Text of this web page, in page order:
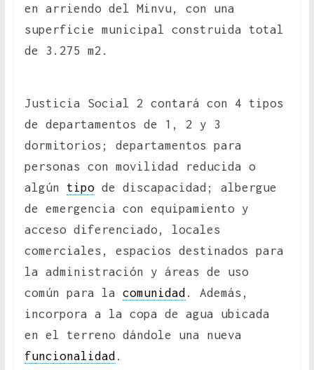
en arriendo del Minvu, con una
superficie municipal construida total
de 3.275 m2.
Justicia Social 2 contará con 4 tipos
de departamentos de 1, 2 y 3
dormitorios; departamentos para
personas con movilidad reducida o
algún tipode discapacidad; albergue
de emergencia con equipamiento y
acceso diferenciado, locales
comerciales, espacios destinados para
la administración y áreas de uso
común para la comunidad . Además,
incorpora a la copa de agua ubicada
en el terreno dándole una nueva
funcionalidad .